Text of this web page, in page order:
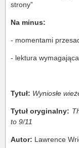
strony”
Na minus:
- momentami
- lektura
Tytuł: Wyniosłe
Tytuł oryginalny:
to 9/11
Autor: Lawrence